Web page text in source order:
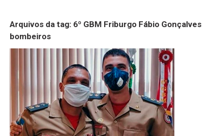
Arquivos da tag: 6º GBM Friburgo Fábio Gonçalves
bombeiros